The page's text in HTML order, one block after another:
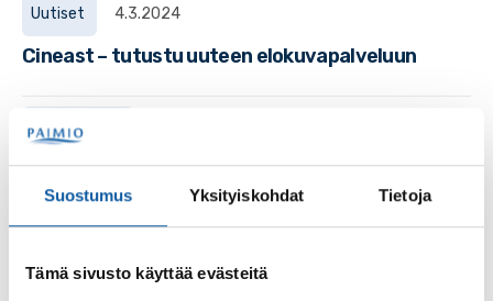
Suostumus Yksityiskohdat Tietoja
Tämä sivusto käyttää evästeitä
Uutiset 4.3.2024
Cineast – tutustu uuteen elokuvapalveluun
Tapahtumat
Parvekejumpat viikolla 19
Liikkuva resurssikeskus huristelee seniorien